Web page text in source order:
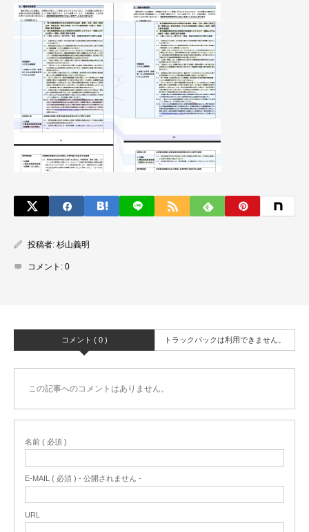
投稿者: 杉山義明
コメント: 0
コメント ( 0 ) トラックバックは利用できません。
この記事へのコメントはありません。
名前 ( 必須 )
E-MAIL ( 必須 ) - 公開されません -
URL